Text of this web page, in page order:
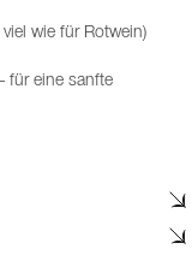
wie für Rotwein)
für eine sanfte